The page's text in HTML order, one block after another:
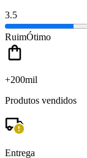
3.5
RuimÓtimo
+200mil
Produtos vendidos
Entrega